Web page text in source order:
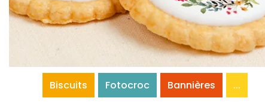
Biscuits Fotocroc Bannières ...